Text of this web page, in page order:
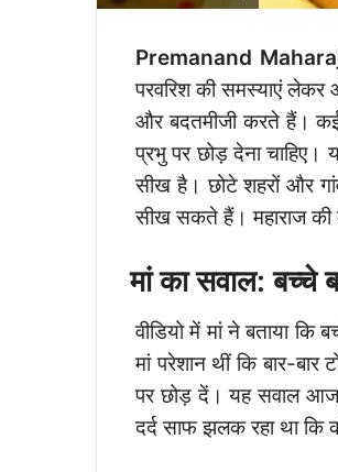
Premanand
परवरिश की समस्याएं लेकर
और बदतमीजी करते हैं। कई
प्रभु पर छोड़ देना चाहिए।
सीख है। छोटे शहरों और
सीख सकते हैं। महाराज की
मां का सवाल: बच्चे
वीडियो में मां ने बताया
मां परेशान थीं कि बार-
पर छोड़ दें। यह सवाल
दर्द साफ झलक रहा था कि